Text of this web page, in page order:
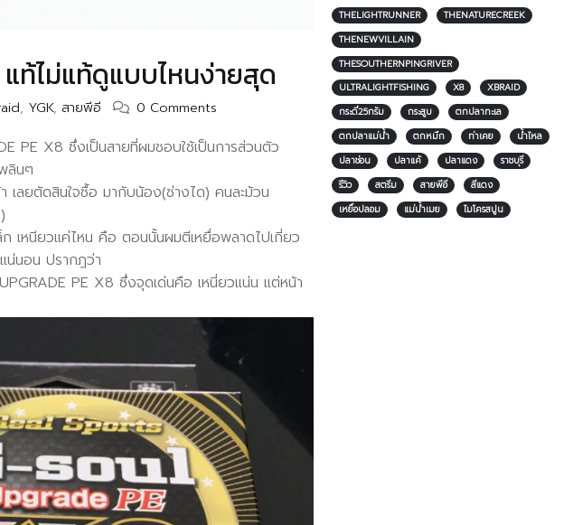
ท้ไม่แท้ดูแบบไหนง่ายสุด
, YGK, สายพีอี 0 Comments
PE X8 ซึ่งเป็นสายที่ผมชอบใช้เป็นการส่วนตัว
ลินๆ
เลยตัดสินใจซื้อ มากับน้อง(ช่างได) คนละม้วน
เหนียวแค่ไหน คือ ตอนนั้นผมตีเหยื่อพลาดไปเกี่ยว
น่นอน ปรากฎว่า
PE X8 ซึ่งจุดเด่นคือ เหนี่ยวแน่น แต่หน้า
THELIGHTRUNNER
THENATURECREEK
THENEWVILLAIN
THESOUTHERNPINGRIVER
ULTRALIGHTFISHING
X8
XBRAID
กระดี่25กรัม
กระสูบ
ตกปลาทะเล
ตกปลาแม่น้ำ
ตกหมึก ท่าเคย
น้ำไหล
ปลาช่อน
ปลาแค้ ปลาแดง
ราชบุรี
รีวิว
สตรีม สายพีอี
สีแดง
เหยื่อปลอม
แม่น้ำเมย ไมโครสปูน